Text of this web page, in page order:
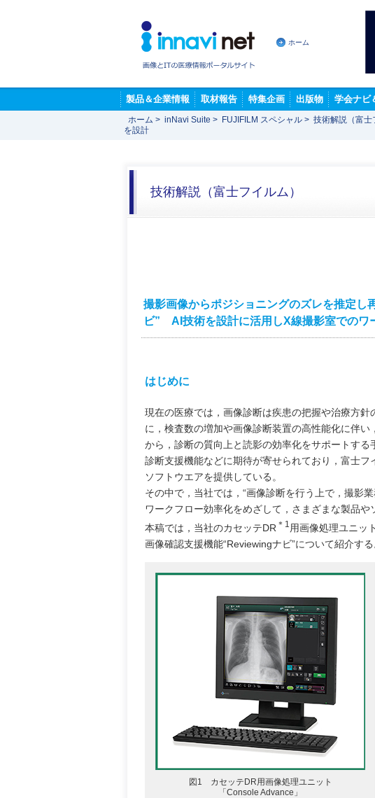
ホーム
製品＆企業情報 取材報告 特集企画 出版物 学会ナビ
ホーム > inNavi Suite > FUJIFILM スペシャル > 技術解説（富士
を設計
技術解説（富士フイルム）
撮影画像からポジショニングのズレを推定
ビ” AI技術を設計に活用しX線撮影室でのワ
はじめに
現在の医療では，画像診断は疾患の把握や治療方
に，検査数の増加や画像診断装置の高性能化に伴
から，診断の質向上と読影の効率化をサポートす
診断支援機能などに期待が寄せられており，富士
ソフトウエアを提供している。
その中で，当社では，“画像診断を行う上で，撮影
ワークフロー効率化をめざして，さまざまな製品や
本稿では，当社のカセッテDR ＊1 用画像処理ユニッ
画像確認支援機能“Reviewingナビ”について紹介する
図1 カセッテDR用画像処理ユニット
「Console Advance」